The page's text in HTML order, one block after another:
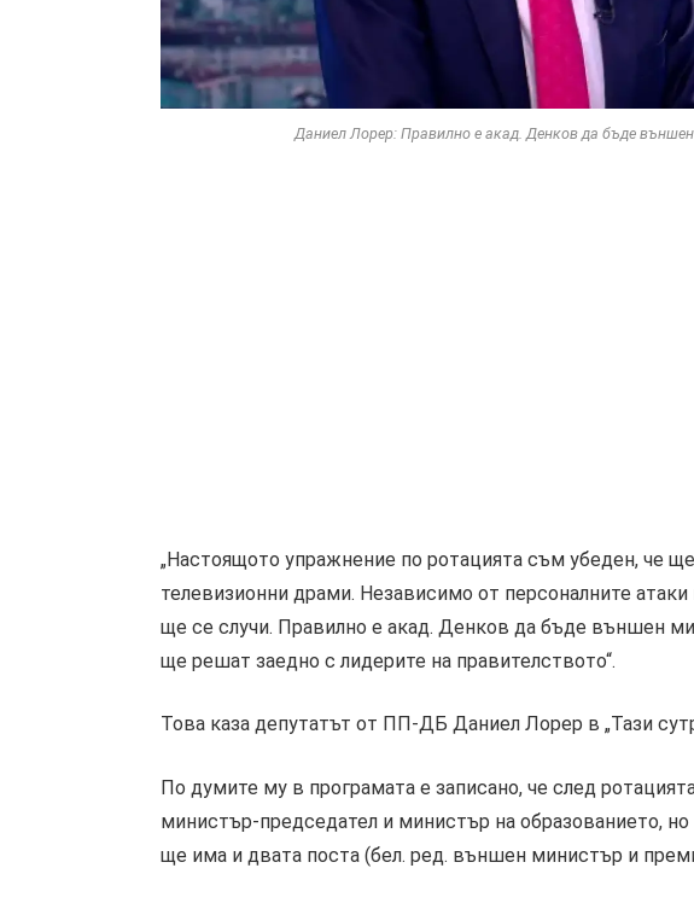
Даниел Лорер: Правилно е акад. Денков да бъде
„Настоящото упражнение по ротацията съм убеден, че
телевизионни драми. Независимо от персоналните
ще се случи. Правилно е акад. Денков да бъде външен
ще решат заедно с лидерите на правителството“.
Това каза депутатът от ПП-ДБ Даниел Лорер в „Тази
По думите му в програмата е записано, че след
министър-председател и министър на образованието, но
ще има и двата поста (бел. ред. външен министър и